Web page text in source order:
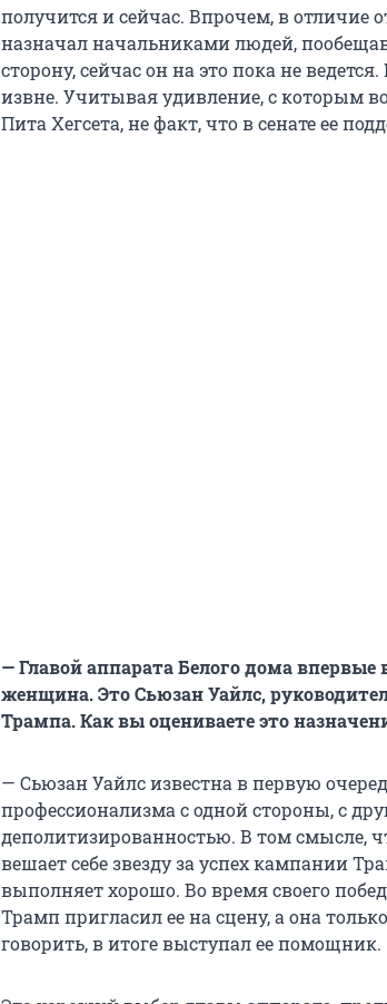
получится и сейчас. Впрочем, в отличие
назначал начальниками людей,
сторону, сейчас он на это пока не
извне. Учитывая удивление, с которым
Пита Хегсета, не факт, что в сенате ее
— Главой аппарата Белого дома впервые
женщина. Это Сьюзан Уайлс,
Трампа. Как вы оцениваете это
— Сьюзан Уайлс известна в первую
профессионализма с одной стороны, с
деполитизированностью. В том смысле,
вешает себе звезду за успех кампании
выполняет хорошо. Во время своего
Трамп пригласил ее на сцену, а она
говорить, в итоге выступал ее помощник.